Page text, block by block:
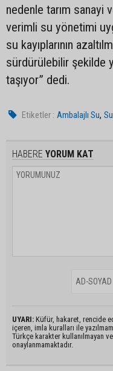
nedenle tarım sanayi
verimli su yönetimi
su kayıplarının
sürdürülebilir şekilde
taşıyor” dedi.
Etiketler : Ambalajlı Su,
HABERE YORUM KAT
UYARI: Küfür, hakaret, rencide
içeren, imla kuralları ile
Türkçe karakter kullanılmayan
onaylanmamaktadır.